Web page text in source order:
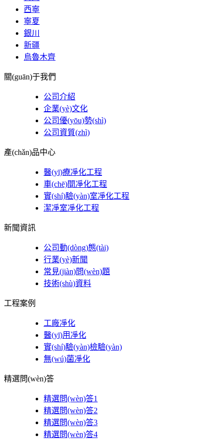
西寧
寧夏
銀川
新疆
烏魯木齊
關(guān)于我們
公司介紹
企業(yè)文化
公司優(yōu)勢(shì)
公司資質(zhì)
產(chǎn)品中心
醫(yī)療凈化工程
車(chē)間凈化工程
實(shí)驗(yàn)室凈化工程
潔凈室凈化工程
新聞資訊
公司動(dòng)態(tài)
行業(yè)新聞
常見(jiàn)問(wèn)題
技術(shù)資料
工程案例
工廠凈化
醫(yī)用凈化
實(shí)驗(yàn)檢驗(yàn)
無(wú)菌凈化
精選問(wèn)答
精選問(wèn)答1
精選問(wèn)答2
精選問(wèn)答3
精選問(wèn)答4